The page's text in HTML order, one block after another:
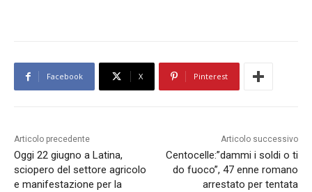
Facebook X Pinterest
Articolo precedente
Oggi 22 giugno a Latina,
sciopero del settore agricolo
e manifestazione per la
Articolo successivo
Centocelle:”dammi i soldi o ti
do fuoco”, 47 enne romano
arrestato per tentata